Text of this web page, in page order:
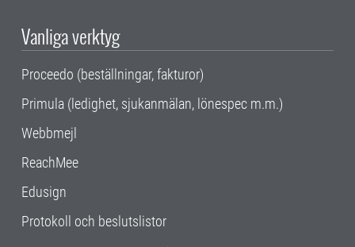
Vanliga verktyg
Proceedo (beställningar, fakturor)
Primula (ledighet, sjukanmälan, lönespec m.m.)
Webbmejl
ReachMee
Edusign
Protokoll och beslutslistor